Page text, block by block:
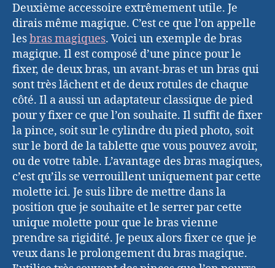
Deuxième accessoire extrêmement utile. Je
dirais même magique. C’est ce que l’on appelle
lesbras magiques. Voici un exemple de bras
magique. Il est composé d’une pince pour le
fixer, de deux bras, un avant-bras et un bras qui
sont très lâchent et de deux rotules de chaque
côté. Il a aussi un adaptateur classique de pied
pour y fixer ce que l’on souhaite. Il suffit de fixer
la pince, soit sur le cylindre du pied photo, soit
sur le bord de la tablette que vous pouvez avoir,
ou de votre table. L’avantage des bras magiques,
c’est qu’ils se verrouillent uniquement par cette
molette ici. Je suis libre de mettre dans la
position que je souhaite et le serrer par cette
unique molette pour que le bras vienne
prendre sa rigidité. Je peux alors fixer ce que je
veux dans le prolongement du bras magique.